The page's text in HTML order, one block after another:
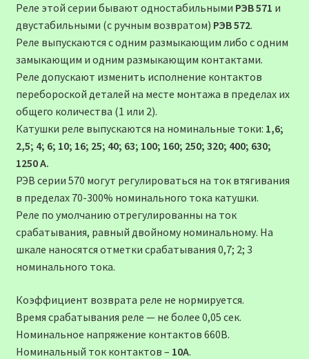
Реле этой серии бывают одностабильными РЭВ 571 и
двустабильными (с ручным возвратом) РЭВ 572.
Реле выпускаются с одним размыкающим либо с одним
замыкающим и одним размыкающим контактами.
Реле допускают изменить исполнение контактов
перебороской деталей на месте монтажа в пределах их
общего количества (1 или 2).
Катушки реле выпускаются на номинальные токи: 1,6;
2,5; 4; 6; 10; 16; 25; 40; 63; 100; 160; 250; 320; 400; 630;
1250 А.
РЭВ серии 570 могут регулироваться на ток втягивания
в пределах 70-300% номинального тока катушки.
Реле по умолчанию отрегулированны на ток
срабатывания, равный двойному номинальному. На
шкале наносятся отметки срабатывания 0,7; 2; 3
номинального тока.
Коэффициент возврата реле не нормируется.
Время срабатывания реле — не более 0,05 сек.
Номинальное напряжение контактов 660В.
Номинальный ток контактов – 10А.